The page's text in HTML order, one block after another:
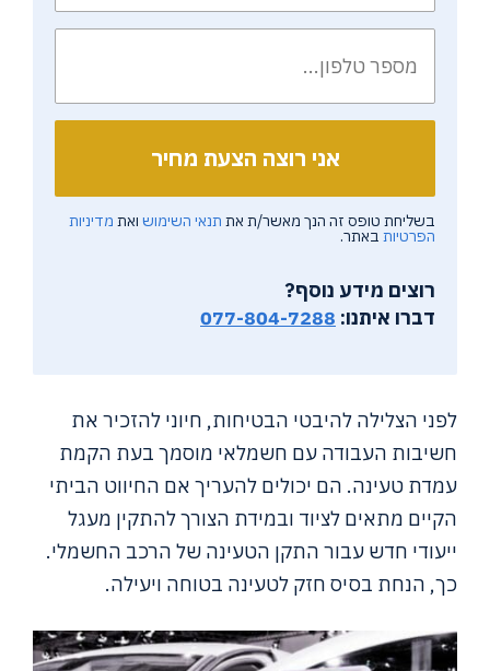
בשליחת טופס זה הנך מאשר/ת את תנאי השימוש ואת מדיניות
הפרטיות באתר.
רוצים מידע נוסף?
דברו איתנו: 077-804-7288
לפני הצלילה להיבטי הבטיחות, חיוני להזכיר את
חשיבות העבודה עם חשמלאי מוסמך בעת הקמת
עמדת טעינה. הם יכולים להעריך אם החיווט הביתי
הקיים מתאים לציוד ובמידת הצורך להתקין מעגל
ייעודי חדש עבור התקן הטעינה של הרכב החשמלי.
כך, הנחת בסיס חזק לטעינה בטוחה ויעילה.